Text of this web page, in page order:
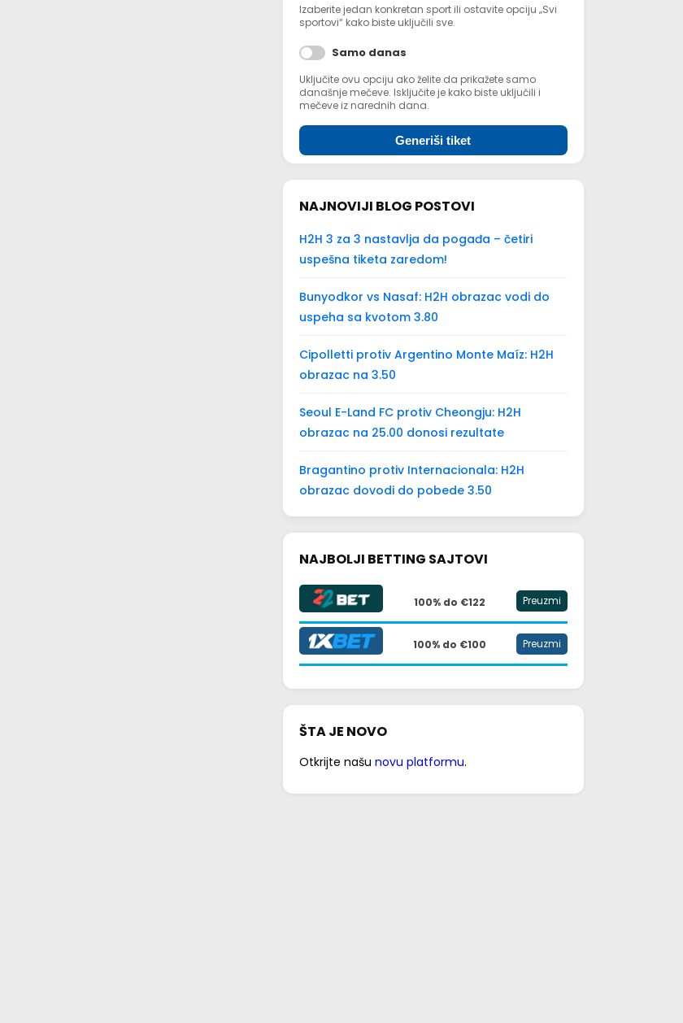
Izaberite jedan konkretan sport ili ostavite opciju „Svi
sportovi“ kako biste uključili sve.
Samo danas
Uključite ovu opciju ako želite da prikažete samo
današnje mečeve. Isključite je kako biste uključili i
mečeve iz narednih dana.
Generiši tiket
NAJNOVIJI BLOG POSTOVI
H2H 3 za 3 nastavlja da pogađa – četiri
uspešna tiketa zaredom!
Bunyodkor vs Nasaf: H2H obrazac vodi do
uspeha sa kvotom 3.80
Cipolletti protiv Argentino Monte Maíz: H2H
obrazac na 3.50
Seoul E-Land FC protiv Cheongju: H2H
obrazac na 25.00 donosi rezultate
Bragantino protiv Internacionala: H2H
obrazac dovodi do pobede 3.50
NAJBOLJI BETTING SAJTOVI
100% do €122 Preuzmi
100% do €100 Preuzmi
ŠTA JE NOVO
Otkrijte našu novu platformu.